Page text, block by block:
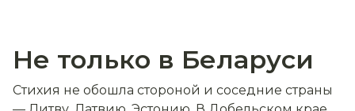
Не только в Беларуси
Стихия не обошла стороной и соседние страны